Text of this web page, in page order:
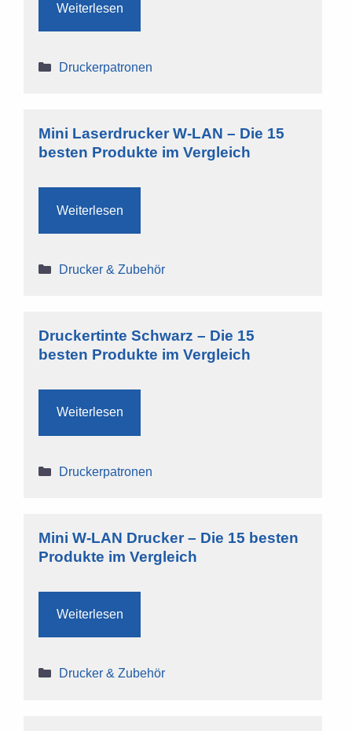
Weiterlesen
Kategorien
Druckerpatronen
Mini Laserdrucker W-LAN – Die 15
besten Produkte im Vergleich
Weiterlesen
Kategorien
Drucker & Zubehör
Druckertinte Schwarz – Die 15
besten Produkte im Vergleich
Weiterlesen
Kategorien
Druckerpatronen
Mini W-LAN Drucker – Die 15 besten
Produkte im Vergleich
Weiterlesen
Kategorien
Drucker & Zubehör